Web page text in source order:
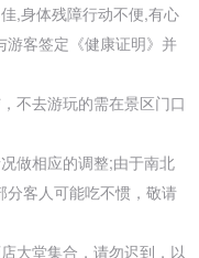
,身体残障行动不便,有心
客签定《健康证明》并
不去游玩的需在景区门口
做相应的调整;由于南北
分客人可能吃不惯，敬请
大堂集合，请勿迟到，以